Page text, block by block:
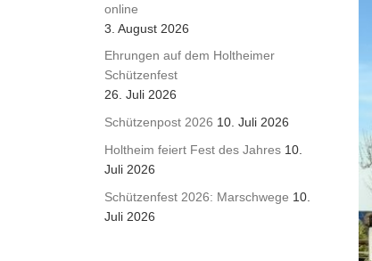
online
3. August 2026
Ehrungen auf dem Holtheimer
Schützenfest
26. Juli 2026
Schützenpost 2026 10. Juli 2026
Holtheim feiert Fest des Jahres 10.
Juli 2026
Schützenfest 2026: Marschwege 10.
Juli 2026